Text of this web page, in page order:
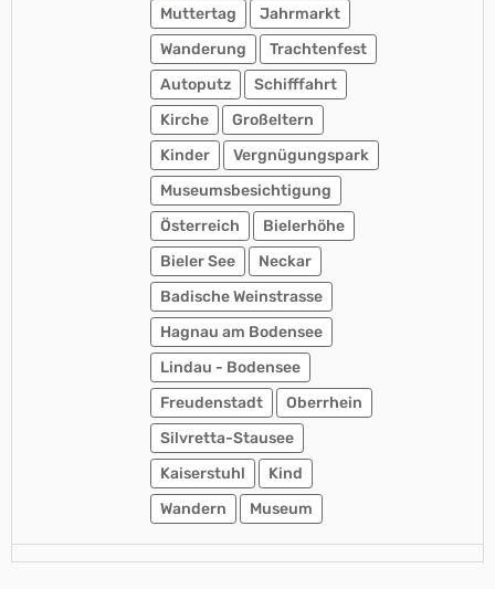
Muttertag
Jahrmarkt
Wanderung
Trachtenfest
Autoputz
Schifffahrt
Kirche
Großeltern
Kinder
Vergnügungspark
Museumsbesichtigung
Österreich
Bielerhöhe
Bieler See
Neckar
Badische Weinstrasse
Hagnau am Bodensee
Lindau - Bodensee
Freudenstadt
Oberrhein
Silvretta-Stausee
Kaiserstuhl
Kind
Wandern
Museum